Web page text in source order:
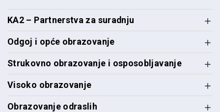
KA2 – Partnerstva za suradnju
Odgoj i opće obrazovanje
Strukovno obrazovanje i osposobljavanje
Visoko obrazovanje
Obrazovanje odraslih